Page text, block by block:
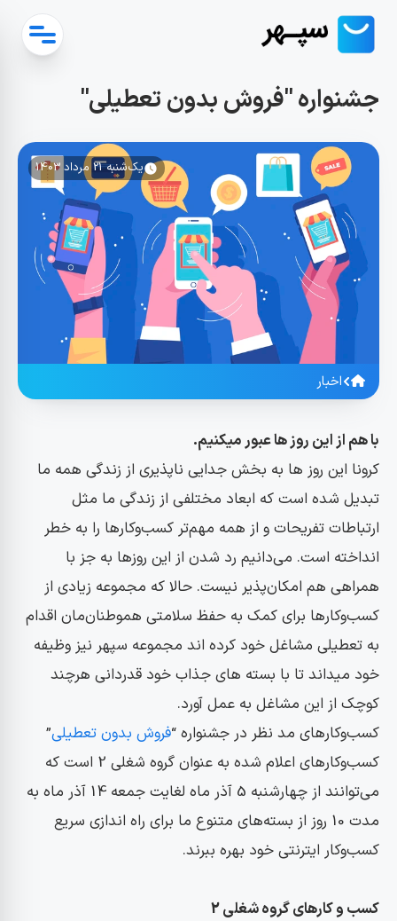
جشنواره "فروش بدون تعطیلی"
یک‌شنبه 21 مرداد 1403
اخبار
با هم از این روز ها عبور میکنیم.
کرونا این روز ها به بخش جدایی ناپذیری از زندگی همه ما
تبدیل شده است که ابعاد مختلفی از زندگی ما مثل
ارتباطات تفریحات و از همه مهم‌تر کسب‌وکارها را به خطر
انداخته است. می‌دانیم رد شدن از این روزها به جز با
همراهی هم امکان‌پذیر نیست. حالا که مجموعه زیادی از
کسب‌وکارها برای کمک به حفظ سلامتی هموطنان‌مان اقدام
به تعطیلی مشاغل خود کرده اند مجموعه سپهر نیز وظیفه
خود میداند تا با بسته های جذاب خود قدردانی هرچند
کوچک از این مشاغل به عمل آورد.
کسب‌وکارهای مد نظر در جشنواره “فروش بدون تعطیلی”
کسب‌وکارهای اعلام شده به عنوان گروه شغلی 2 است که
می‌توانند از چهارشنبه 5 آذر ماه لغایت جمعه 14 آذر ماه به
مدت 10 روز از بسته‌های متنوع ما برای راه اندازی سریع
کسب‌وکار ایترنتی خود بهره ببرند.
کسب و کارهای گروه شغلی2